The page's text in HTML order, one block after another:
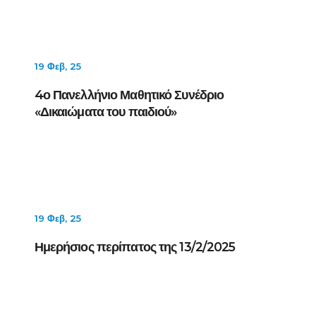
19 Φεβ, 25
4ο Πανελλήνιο Μαθητικό Συνέδριο
«Δικαιώματα του παιδιού»
19 Φεβ, 25
Ημερήσιος περίπατος της 13/2/2025